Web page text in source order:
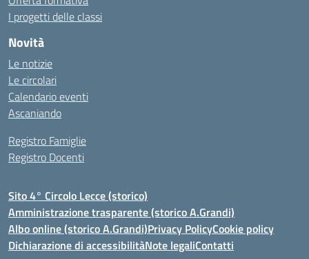
I progetti delle classi
Novità
Le notizie
Le circolari
Calendario eventi
Ascaniando
Registro Famiglie
Registro Docenti
Sito 4° Circolo Lecce (storico)
Amministrazione trasparente (storico A.Grandi)
Albo online (storico A.Grandi)Privacy PolicyCookie policy
Dichiarazione di accessibilitàNote legaliContatti